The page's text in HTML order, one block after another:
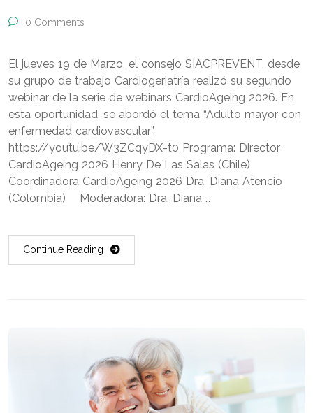
0 Comments
El jueves 19 de Marzo, el consejo SIACPREVENT, desde
su grupo de trabajo Cardiogeriatría realizó su segundo
webinar de la serie de webinars CardioAgeing 2026. En
esta oportunidad, se abordó el tema “Adulto mayor con
enfermedad cardiovascular”.
https://youtu.be/W3ZCqyDX-t0 Programa: Director
CardioAgeing 2026 Henry De Las Salas (Chile)
Coordinadora CardioAgeing 2026 Dra, Diana Atencio
(Colombia) Moderadora: Dra. Diana …
Continue Reading